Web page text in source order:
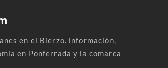
en el Bierzo. información,
en Ponferrada y la comarca